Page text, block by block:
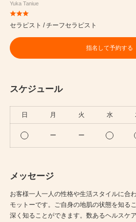
Yuka Taniue
セラピスト チーフセラピスト
指名して予約する
スケジュール
日 月 火 水
ー ー
メッセージ
お客様一人一人の性格や生活スタイルに合
モットーです。ご自身の地肌の状態を知る
深く知ることができます。数あるヘルスケ